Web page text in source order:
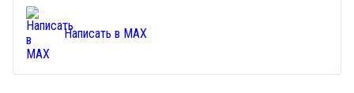
Написать в MAX